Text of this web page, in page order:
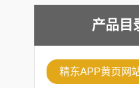
产品目
精东APP黄页网